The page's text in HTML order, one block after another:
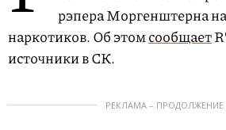
рэпера Моргенштерна
наркотиков. Об этомсообщает
источники в СК.
РЕКЛАМА – ПРОДОЛЖЕНИЕ